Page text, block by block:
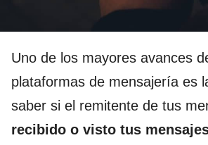
Uno de los mayores avances
plataformas de mensajería es
saber si el remitente de tus
recibido o visto tus